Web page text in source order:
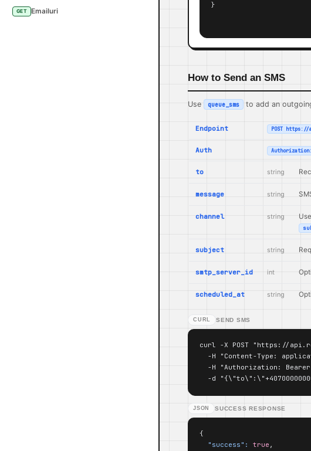
GET Emailuri
}
How to Send an SMS
Use queue_sms to add an
Endpoint POST https://
Auth Authorization:
to string
message string
channel string Use
subject string
smtp_server_id int
scheduled_at string
CURL SEND SMS
curl -X POST "https://
-H "Content-Type:
-H "Authorization:
-d
JSON SUCCESS RESPONSE
{
"success":
true ,